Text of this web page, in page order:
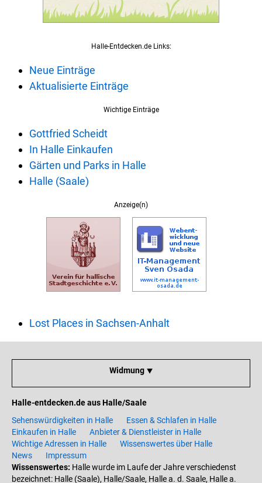
Halle-Entdecken.de Links:
Neue Einträge
Aktualisierte Einträge
Wichtige Einträge
Gottfried Scheidt
In Halle Einkaufen
Gärten und Parks in Halle
Halle (Saale)
Anzeige(n)
Lost Places in Sachsen-Anhalt
Widmung ⯆
Halle-entdecken.de aus Halle/Saale
Sehenswürdigkeiten in Halle
Essen & Schlafen in Halle
Einkaufen in Halle
Anbieter & Dienstleister in Halle
Wichtige Adressen in Halle
Wissenswertes über Halle
News
Impressum
Wissenswertes: Halle wurde im Laufe der Jahre verschiedenst
bezeichnet: Halle (Saale), Halle/Saale, Halle a. d. Saale, Halle a.